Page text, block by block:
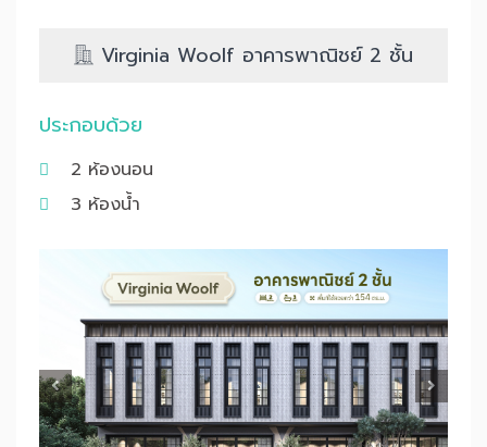
Virginia Woolf อาคารพาณิชย์ 2 ชั้น
ประกอบด้วย
2 ห้องนอน
3 ห้องน้ำ